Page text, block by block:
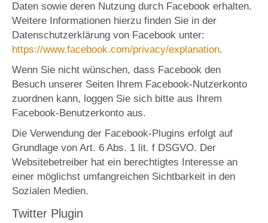
Daten sowie deren Nutzung durch Facebook erhalten.
Weitere Informationen hierzu finden Sie in der
Datenschutzerklärung von Facebook unter:
https://www.facebook.com/privacy/explanation.
Wenn Sie nicht wünschen, dass Facebook den
Besuch unserer Seiten Ihrem Facebook-Nutzerkonto
zuordnen kann, loggen Sie sich bitte aus Ihrem
Facebook-Benutzerkonto aus.
Die Verwendung der Facebook-Plugins erfolgt auf
Grundlage von Art. 6 Abs. 1 lit. f DSGVO. Der
Websitebetreiber hat ein berechtigtes Interesse an
einer möglichst umfangreichen Sichtbarkeit in den
Sozialen Medien.
Twitter Plugin